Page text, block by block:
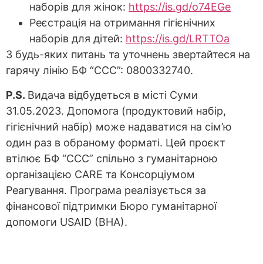
наборів для жінок: https://is.gd/o74EGe
Реєстрація на отримання гігієнічних
наборів для дітей: https://is.gd/LRTTOa
З будь-яких питань та уточнень звертайтеся на
гарячу лінію БФ “ССС”: 0800332740.
P.S. Видача відбудеться в місті Суми
31.05.2023. Допомога (продуктовий набір,
гігієнічний набір) може надаватися на сім’ю
один раз в обраному форматі. Цей проєкт
втілює БФ “ССС” спільно з гуманітарною
організацією CARE та Консорціумом
Реагування. Програма реалізується за
фінансової підтримки Бюро гуманітарної
допомоги USAID (BHA).